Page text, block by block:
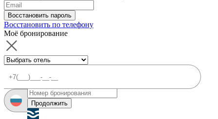
Восстановить пароль
Восстановить по телефону
Моё бронирование
Продолжить